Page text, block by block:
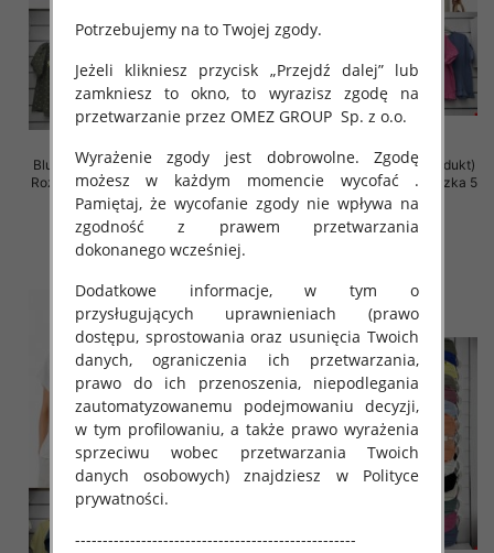
Bluzki damskie (Włoskie produkt)
Roz Standard, Mix Kolor Paczka 5
szt
34.00 zł
szczegóły
Bluzki damskie (Włoskie produkt)
Roz Standard, Mix Kolor Paczka 5
szt
31.00 zł
Potrzebujemy na to Twojej zgody.
Jeżeli klikniesz przycisk „Przejdź dalej” lub
zamkniesz to okno, to wyrazisz zgodę na
przetwarzanie przez OMEZ GROUP Sp. z o.o.
Wyrażenie zgody jest dobrowolne. Zgodę
możesz w każdym momencie wycofać .
Pamiętaj, że wycofanie zgody nie wpływa na
zgodność z prawem przetwarzania
dokonanego wcześniej.
Dodatkowe informacje, w tym o
przysługujących uprawnieniach (prawo
dostępu, sprostowania oraz usunięcia Twoich
danych, ograniczenia ich przetwarzania,
prawo do ich przenoszenia, niepodlegania
zautomatyzowanemu podejmowaniu decyzji,
w tym profilowaniu, a także prawo wyrażenia
sprzeciwu wobec przetwarzania Twoich
danych osobowych) znajdziesz w Polityce
prywatności.
---------------------------------------------------